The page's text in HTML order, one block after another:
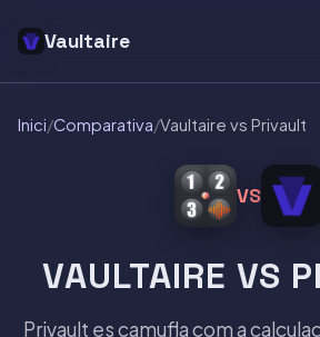
Vaultaire
Inici/Comparativa/Vaultaire vs Privault
VS
VAULTAIRE VS
Privault es camufla com a